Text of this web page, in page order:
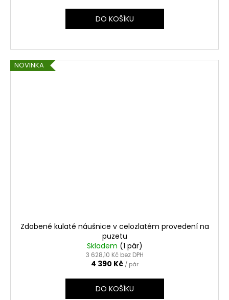
DO KOŠÍKU
NOVINKA
Zdobené kulaté náušnice v celozlatém provedení na
puzetu
Skladem (1 pár)
3 628,10 Kč bez DPH
4 390 Kč / pár
DO KOŠÍKU